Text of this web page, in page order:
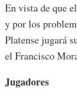
En vista de que
y por los
Platense jugará
el Francisco
Jugadores